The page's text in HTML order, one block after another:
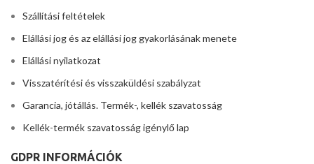
Szállítási feltételek
Elállási jog és az elállási jog gyakorlásának menete
Elállási nyilatkozat
Visszatérítési és visszaküldési szabályzat
Garancia, jótállás. Termék-, kellék szavatosság
Kellék-termék szavatosság igénylő lap
GDPR INFORMÁCIÓK